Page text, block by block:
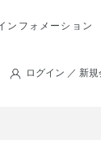
ンフォメーション
ログイン ／ 新